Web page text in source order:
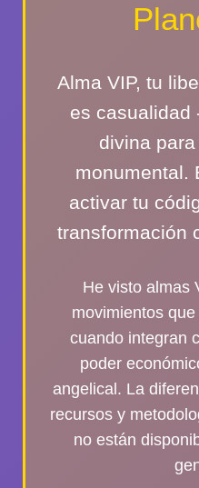
Alma VIP, tu
es casualidad
divina
monumental.
activar tu
transformación
He visto almas
movimientos
cuando integran
poder
angelical. La
recursos y
no están